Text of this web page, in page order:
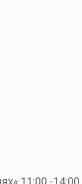
11:00 -14:00,